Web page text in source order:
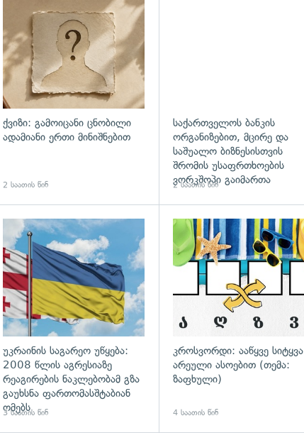
ქვიზი: გამოიცანი ცნობილი
ადამიანი ერთი მინიშნებით
2 საათის წინ
საქართველოს ბანკის
ორგანიზებით, მცირე და
საშუალო ბიზნესისთვის
შრომის უსაფრთხოების
ვორკშოპი გაიმართა
2 საათის წინ
გადახედვა
უკრაინის საგარეო უწყება:
2008 წლის აგრესიაზე
რეაგირების ნაკლებობამ გზა
გაუხსნა ფართომასშტაბიან
ომებს
3 საათის წინ
კროსვორდი: ააწყვე სიტყვა
არეული ასოებით (თემა:
ზაფხული)
4 საათის წინ